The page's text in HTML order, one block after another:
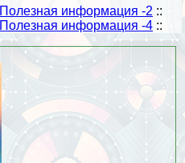
Полезная информация -2 ::
Полезная информация -4 ::